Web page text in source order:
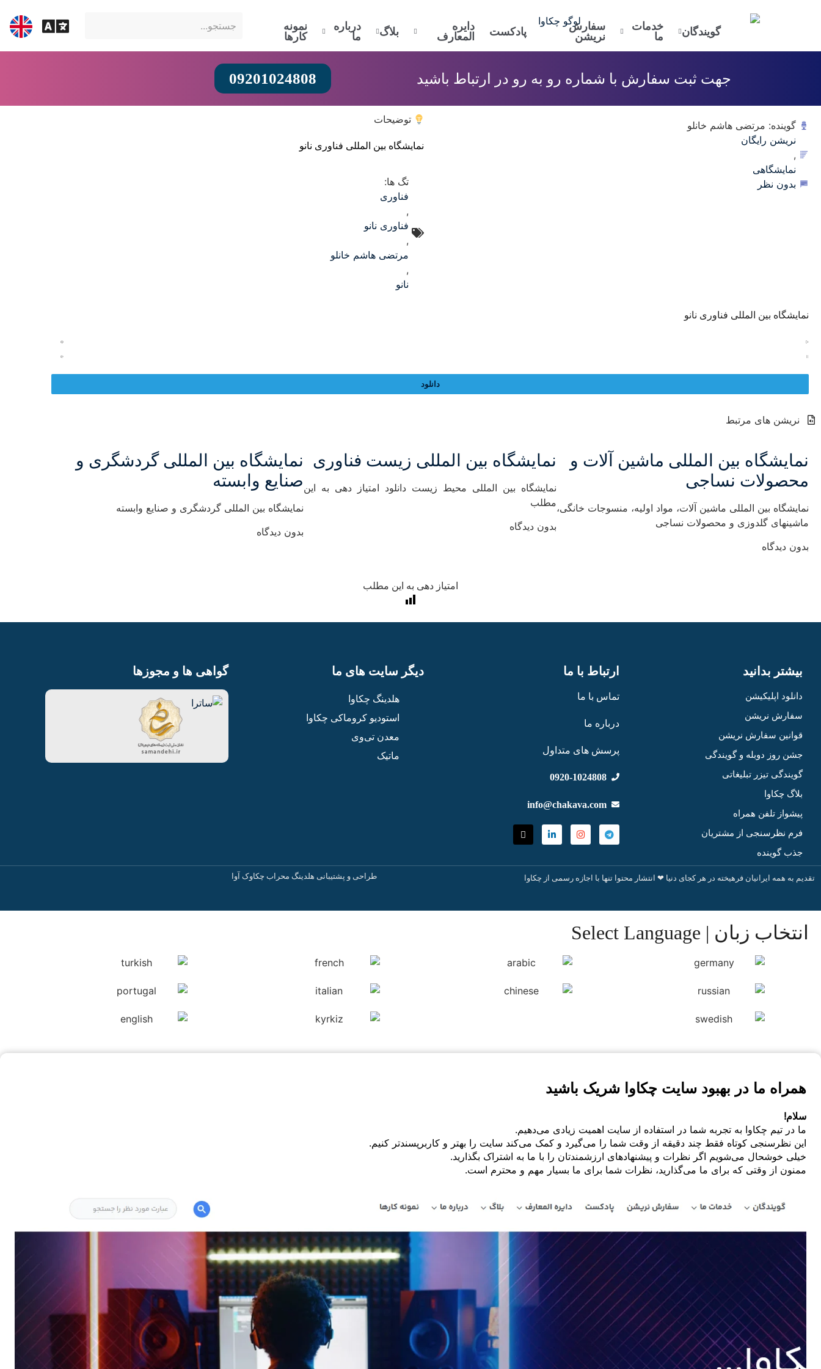
گویندگان
خدمات
ما
سفارش
نریشن
پادکست
دایره
المعارف
بلاگ
درباره
ما
نمونه
کارها
جهت ثبت سفارش با شماره رو به رو در ارتباط باشید 09201024808
گوینده: مرتضی هاشم خانلو
نریشن رایگان
,
نمایشگاهی
بدون نظر
توضیحات
نمایشگاه بین المللی فناوری نانو
تگ ها:
فناوری
,
فناوری نانو
,
مرتضی هاشم خانلو
,
نانو
نمایشگاه بین المللی فناوری نانو
دانلود
نریشن های مرتبط
نمایشگاه بین المللی ماشین آلات و
محصولات نساجی
نمایشگاه بین المللی ماشین آلات، مواد اولیه، منسوجات خانگی،
ماشینهای گلدوزی و محصولات نساجی
بدون دیدگاه
نمایشگاه بین المللی زیست فناوری
نمایشگاه بین المللی محیط زیست دانلود امتیاز دهی به این
مطلب
بدون دیدگاه
نمایشگاه بین المللی گردشگری و
صنایع وابسته
نمایشگاه بین المللی گردشگری و صنایع وابسته​
بدون دیدگاه
امتیاز دهی به این مطلب
بیشتر بدانید
دانلود اپلیکیشن
سفارش نریشن
قوانین سفارش نریشن
جشن روز دوبله و گویندگی
گویندگی تیزر تبلیغاتی
بلاگ چکاوا
پیشواز تلفن همراه
فرم نظرسنجی از مشتریان
جذب گوینده
ارتباط با ما
تماس با ما
درباره ما
پرسش های متداول
0920-1024808
info@chakava.com
دیگر سایت های ما
هلدینگ چکاوا
استودیو کروماکی چکاوا
معدن تی‌وی
ماتیک
گواهی ها و مجوزها
تقدیم به همه ایرانیان فرهیخته در هر کجای دنیا ❤ انتشار محتوا تنها با اجازه رسمی از چکاوا طراحی و پشتیبانی هلدینگ محراب چکاوک آوا
انتخاب زبان | Select Language